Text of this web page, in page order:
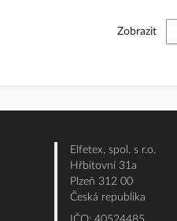
Zobrazit
Elfetex, spol. s r.o.
Hřbitovní 31a
Plzeň 312 00
Česká republika